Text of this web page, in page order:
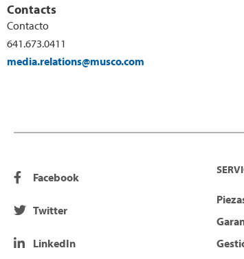
Contacts
Contacto
641.673.0411
media.relations@musco.com
Facebook
Twitter
LinkedIn